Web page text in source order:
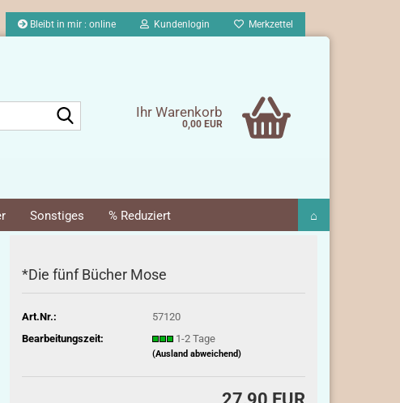
Bleibt in mir : online Kundenlogin Merkzettel
Ihr Warenkorb
0,00 EUR
Sonstiges % Reduziert ⌂
*Die fünf Bücher Mose
Art.Nr.:
57120
Bearbeitungszeit:
1-2 Tage
(Ausland abweichend)